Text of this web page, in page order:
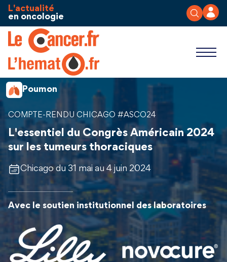
Aller au contenu
L'actualité
en oncologie
Poumon
COMPTE-RENDU CHICAGO #ASCO24
L'essentiel du Congrès Américain 2024
sur les tumeurs thoraciques
Chicago du 31 mai au 4 juin 2024
Avec le soutien institutionnel des laboratoires
Panneau de gestion des cookies